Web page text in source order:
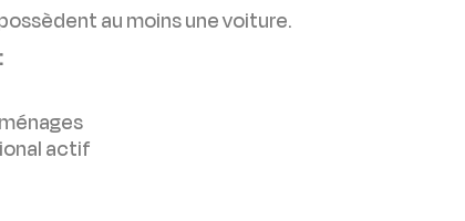
au moins une voiture.
actif